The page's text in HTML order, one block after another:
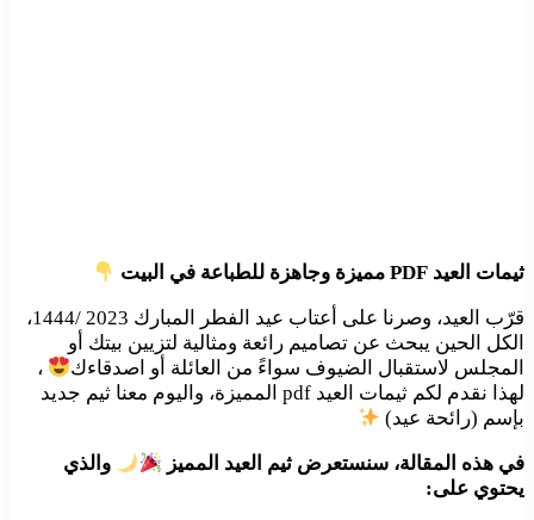
ثيمات العيد PDF مميزة وجاهزة للطباعة في البيت
قرّب العيد، وصرنا على أعتاب عيد الفطر المبارك 2023 /1444،
الكل الحين يبحث عن تصاميم رائعة ومثالية لتزيين بيتك أو
المجلس لاستقبال الضيوف سواءً من العائلة أو اصدقاءك
،
لهذا نقدم لكم ثيمات العيد pdf المميزة، واليوم معنا ثيم جديد
بإسم (رائحة عيد)
في هذه المقالة، سنستعرض ثيم العيد المميز
والذي
يحتوي على: